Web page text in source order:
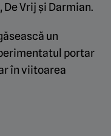
Vrij și Darmian.
un
portar
în viitoarea